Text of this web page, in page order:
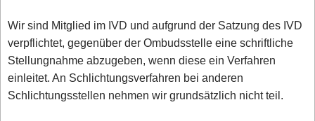
Wir sind Mitglied im IVD und aufgrund der Satzung des IVD
verpflichtet, gegenüber der Ombudsstelle eine schriftliche
Stellungnahme abzugeben, wenn diese ein Verfahren
einleitet. An Schlichtungsverfahren bei anderen
Schlichtungsstellen nehmen wir grundsätzlich nicht teil.